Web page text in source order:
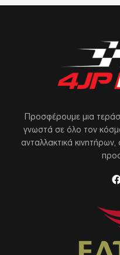
Προσφέρουμε μια
γνωστά σε όλο τον
ανταλλακτικά